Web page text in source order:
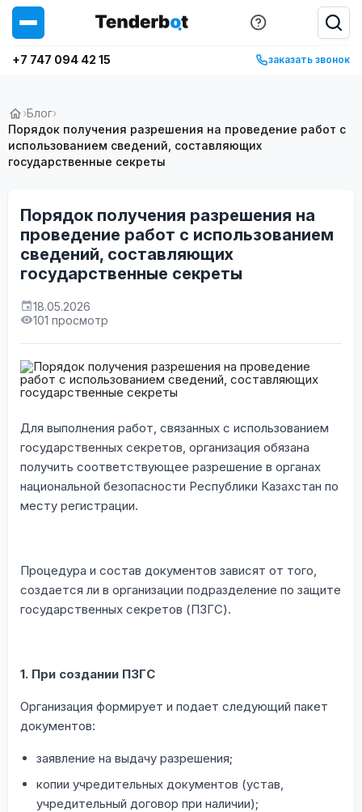
+7 747 094 42 15 заказать звонок
›Блог›
Порядок получения разрешения на проведение работ с
использованием сведений, составляющих
государственные секреты
Порядок получения разрешения на
проведение работ с использованием
сведений, составляющих
государственные секреты
18.05.2026
101 просмотр
Для выполнения работ, связанных с использованием
государственных секретов, организация обязана
получить соответствующее разрешение в органах
национальной безопасности Республики Казахстан по
месту регистрации.
Процедура и состав документов зависят от того,
создается ли в организации подразделение по защите
государственных секретов (ПЗГС).
1. При создании ПЗГС
Организация формирует и подает следующий пакет
документов:
заявление на выдачу разрешения;
копии учредительных документов (устав,
учредительный договор при наличии);